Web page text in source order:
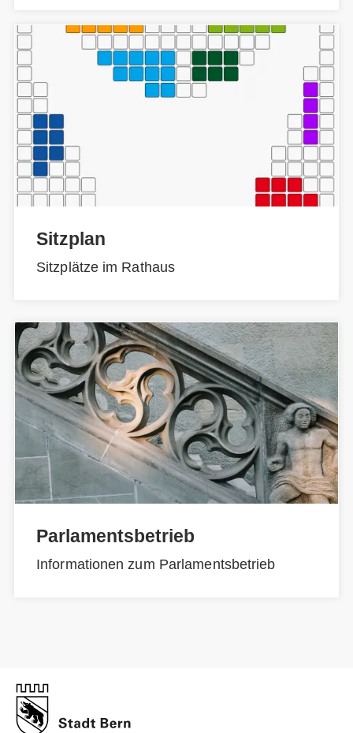
Sitzplan
Sitzplätze im Rathaus
Parlamentsbetrieb
Informationen zum Parlamentsbetrieb